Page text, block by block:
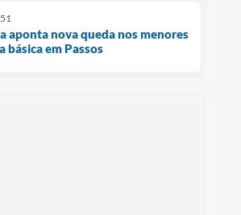
aponta nova queda nos menores
básica em Passos